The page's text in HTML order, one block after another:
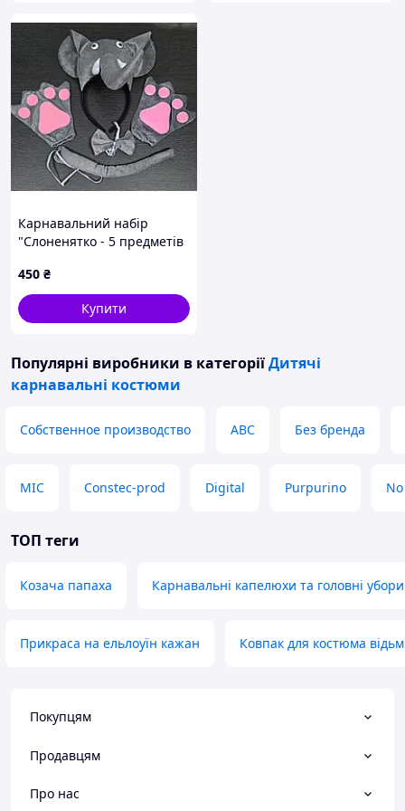
Карнавальний набір
"Слоненятко - 5 предметів
450 ₴
Купити
Популярні виробники в категоріїДитячі
карнавальні костюми
Собственное производство ABC Без бренда
MIC Constec-prod Digital Purpurino
ТОП теги
Козача папаха Карнавальні капелюхи та головні убори
Прикраса на ельлоуїн кажан Ковпак для костюма
Покупцям
Продавцям
Про нас